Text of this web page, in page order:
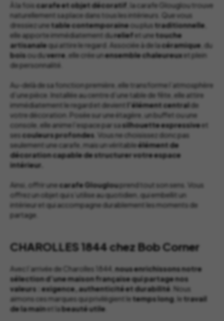
À la fois carafe et objet décoratif , la carafe Glouglou trouve
naturellement sa place dans tous les intérieurs. Que vous
dressiez unetablecontemporaine ou plus traditionnelle
elle apporte immédiatement durelief et unetouche
artisanale qui attire le regard. Associée à de lacéramique , du
bois ou duverre , elle crée unensemblechaleureuxet plein
de personnalité.
Au-delà de sa fonction première, elle transforme l’atmosphère
d’une pièce. Installée au centre d’une table de fête, elle attire
immédiatement le regard et devient l’élémentcentral de
votre décoration. Posée sur une étagère, un buffet ou une
console, elle anime l’espace par sasilhouetteexpressiveet
ses couleursprofondes . Vous ne choisissez donc pas
seulement une carafe, mais un véritableélémentde
décorationcapable de structurer votre espace
intérieur.
Ainsi, offrir unecarafeGlouglouprend tout son sens. Vous
offrez un objet qui s’utilise au quotidien, qui embellit un
intérieur et qui accompagne durablement les moments de
partage.
CHAROLLES 1844 chez Bob Corner
Avec l’arrivée de Charolles 1844, nous enrichissons notre
sélection d’une maison française qui partage nos
valeurs : exigence, authenticité et durabilité . Nous
aimons ces marques qui privilégient letempslong , letravail
delamainet labeautéutile